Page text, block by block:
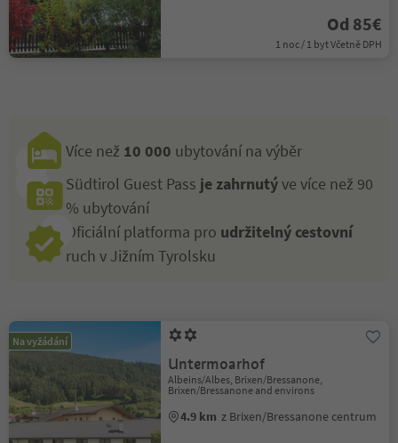
Od 85€
1 noc / 1 byt Včetně DPH
Více než 10 000 ubytování na výběr
Südtirol Guest Pass je zahrnutýve více než 90
% ubytování
Oficiální platforma pro udržitelný cestovní
ruch v Jižním Tyrolsku
Na vyžádání
Untermoarhof
Albeins/Albes, Brixen/Bressanone,
Brixen/Bressanone and environs
4.9 km z Brixen/Bressanone centrum